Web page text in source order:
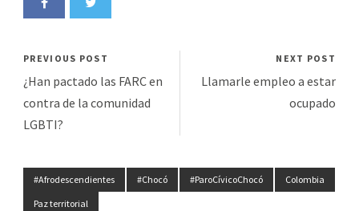
PREVIOUS POST
¿Han pactado las FARC en
contra de la comunidad
LGBTI?
NEXT POST
Llamarle empleo a estar
ocupado
#Afrodescendientes #Chocó #ParoCívicoChocó
Colombia
Paz territorial